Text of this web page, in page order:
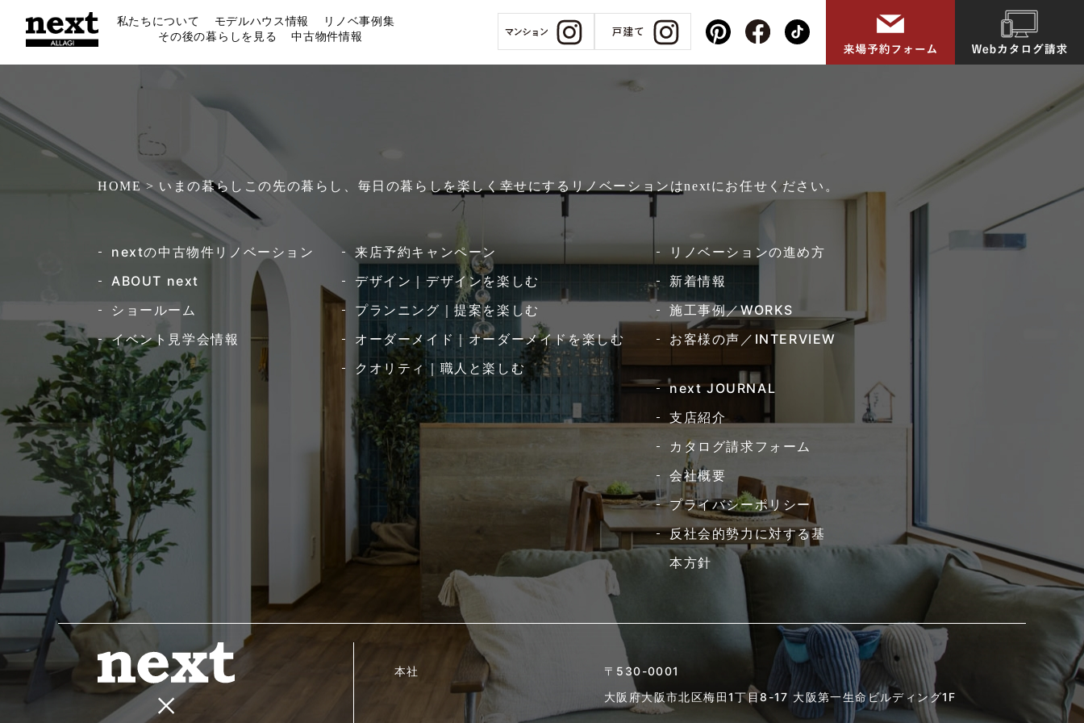
私たちについて モデルハウス情報
リノベ事例集
その後の暮らしを見る
中古物件情報
HOME > いまの暮らしこの先の暮らし、毎日の暮らしを楽しく幸せにするリノベーションはnextにお任せください。
nextの中古物件リノベーション​
ABOUT next
ショールーム
イベント見学会情報
来店予約キャンペーン
デザイン｜デザインを楽しむ
プランニング｜提案を楽しむ
オーダーメイド｜オーダーメイドを楽しむ
クオリティ｜職人と楽しむ
リノベーションの進め方
新着情報
施工事例／WORKS
お客様の声／INTERVIEW
next JOURNAL
支店紹介
カタログ請求フォーム
会社概要
プライバシーポリシー
反社会的勢力に対する基
本方針
本社
〒530-0001
大阪府大阪市北区梅田1丁目8-17 大阪第一生命ビルディング1F